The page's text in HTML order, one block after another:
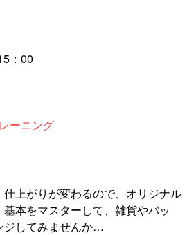
：00
ーニング
上がりが変わるので、オリジナル
本をマスターして、雑貨やバッ
ジしてみませんか…